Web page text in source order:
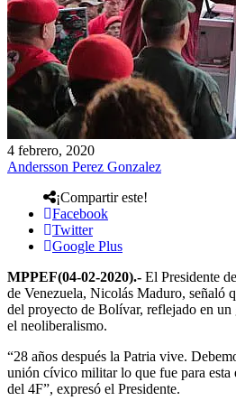
4 febrero, 2020
Andersson Perez Gonzalez
¡Compartir este!
Facebook
Twitter
Google Plus
MPPEF(04-02-2020).- El Presidente
de Venezuela, Nicolás Maduro, señaló
del proyecto de Bolívar, reflejado en un
el neoliberalismo.
“28 años después la Patria vive.
unión cívico militar lo que fue para esta
del 4F”, expresó el Presidente.